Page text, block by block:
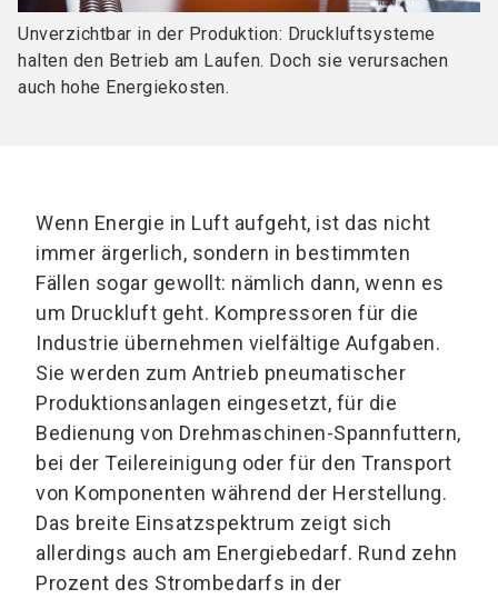
Unverzichtbar in der Produktion: Druckluftsysteme
halten den Betrieb am Laufen. Doch sie verursachen
auch hohe Energiekosten.
Wenn Energie in Luft aufgeht, ist das nicht
immer ärgerlich, sondern in bestimmten
Fällen sogar gewollt: nämlich dann, wenn es
um Druckluft geht. Kompressoren für die
Industrie übernehmen vielfältige Aufgaben.
Sie werden zum Antrieb pneumatischer
Produktionsanlagen eingesetzt, für die
Bedienung von Drehmaschinen-Spannfuttern,
bei der Teilereinigung oder für den Transport
von Komponenten während der Herstellung.
Das breite Einsatzspektrum zeigt sich
allerdings auch am Energiebedarf. Rund zehn
Prozent des Strombedarfs in der